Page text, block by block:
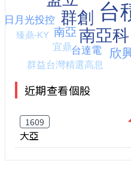
近期查看個股
1609
大亞